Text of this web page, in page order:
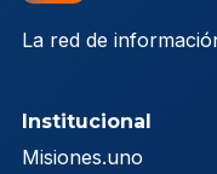
La red de
Institucional
Misiones.uno